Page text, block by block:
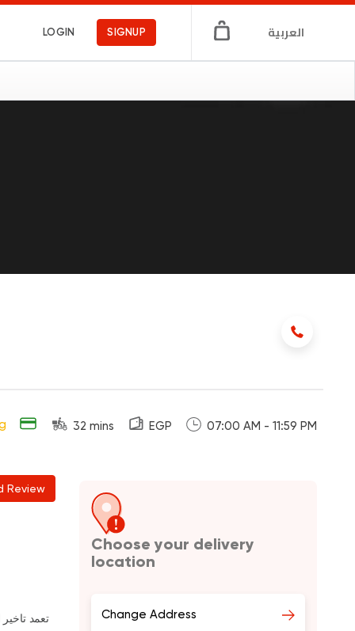
LOGIN SIGNUP العربية
32 mins EGP 07:00 AM - 11:59 PM
Review
تعمد تاخير الاورد
Choose your delivery
location
Change Address